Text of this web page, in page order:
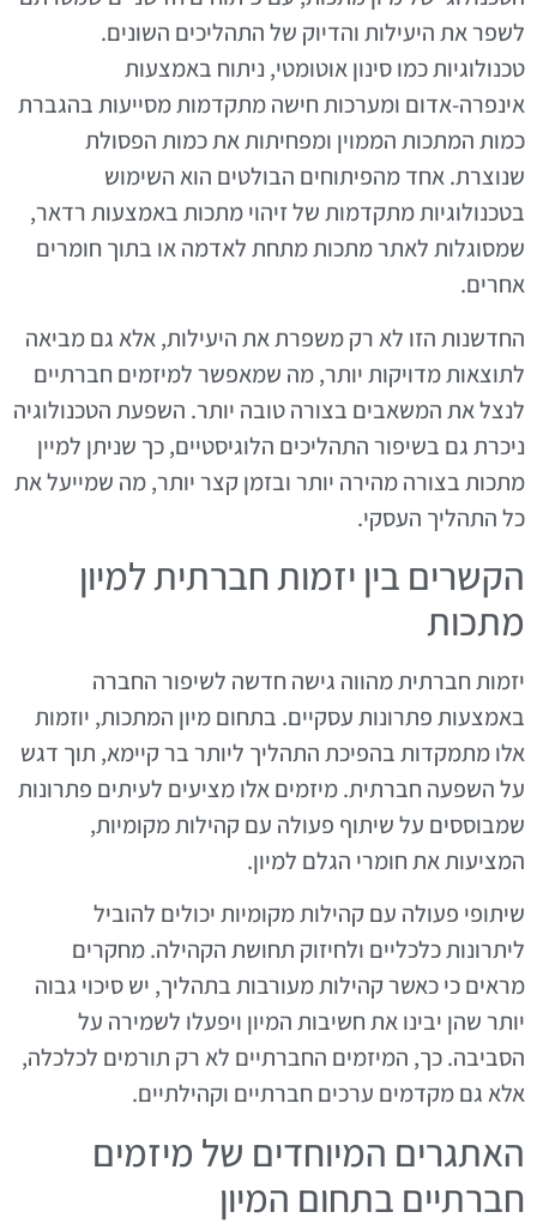
לשפר את היעילות והדיוק של התהליכים השונים.
טכנולוגיות כמו סינון אוטומטי, ניתוח באמצעות
אינפרה-אדום ומערכות חישה מתקדמות מסייעות בהגברת
כמות המתכות הממוין ומפחיתות את כמות הפסולת
שנוצרת. אחד מהפיתוחים הבולטים הוא השימוש
בטכנולוגיות מתקדמות של זיהוי מתכות באמצעות רדאר,
שמסוגלות לאתר מתכות מתחת לאדמה או בתוך חומרים
אחרים.
החדשנות הזו לא רק משפרת את היעילות, אלא גם מביאה
לתוצאות מדויקות יותר, מה שמאפשר למיזמים חברתיים
לנצל את המשאבים בצורה טובה יותר. השפעת הטכנולוגיה
ניכרת גם בשיפור התהליכים הלוגיסטיים, כך שניתן למיין
מתכות בצורה מהירה יותר ובזמן קצר יותר, מה שמייעל את
כל התהליך העסקי.
הקשרים בין יזמות חברתית למיון
מתכות
יזמות חברתית מהווה גישה חדשה לשיפור החברה
באמצעות פתרונות עסקיים. בתחום מיון המתכות, יוזמות
אלו מתמקדות בהפיכת התהליך ליותר בר קיימא, תוך דגש
על השפעה חברתית. מיזמים אלו מציעים לעיתים פתרונות
שמבוססים על שיתוף פעולה עם קהילות מקומיות,
המציעות את חומרי הגלם למיון.
שיתופי פעולה עם קהילות מקומיות יכולים להוביל
ליתרונות כלכליים ולחיזוק תחושת הקהילה. מחקרים
מראים כי כאשר קהילות מעורבות בתהליך, יש סיכוי גבוה
יותר שהן יבינו את חשיבות המיון ויפעלו לשמירה על
הסביבה. כך, המיזמים החברתיים לא רק תורמים לכלכלה,
אלא גם מקדמים ערכים חברתיים וקהילתיים.
האתגרים המיוחדים של מיזמים
חברתיים בתחום המיון